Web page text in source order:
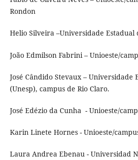
Rondon
Helio Silveira –Universidade Estadual
João Edmilson Fabrini – Unioeste/
José Cândido Stevaux – Universidade
(Unesp), campus de Rio Claro.
José Edézio da Cunha - Unioeste/
Karin Linete Hornes - Unioeste/
Laura Andrea Ebenau - Universidad